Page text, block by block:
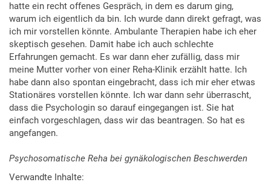
hatte ein recht offenes Gespräch, in dem es darum ging,
warum ich eigentlich da bin. Ich wurde dann direkt gefragt, was
ich mir vorstellen könnte. Ambulante Therapien habe ich eher
skeptisch gesehen. Damit habe ich auch schlechte
Erfahrungen gemacht. Es war dann eher zufällig, dass mir
meine Mutter vorher von einer Reha-Klinik erzählt hatte. Ich
habe dann also spontan eingebracht, dass ich mir eher etwas
Stationäres vorstellen könnte. Ich war dann sehr überrascht,
dass die Psychologin so darauf eingegangen ist. Sie hat
einfach vorgeschlagen, dass wir das beantragen. So hat es
angefangen.
Psychosomatische Reha bei gynäkologischen Beschwerden
Verwandte Inhalte